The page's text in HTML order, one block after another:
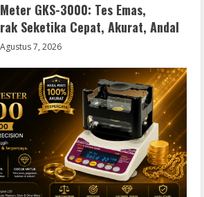
GKS-3000: Tes Emas,
Seketika Cepat, Akurat, Andal
Agustus 7, 2026